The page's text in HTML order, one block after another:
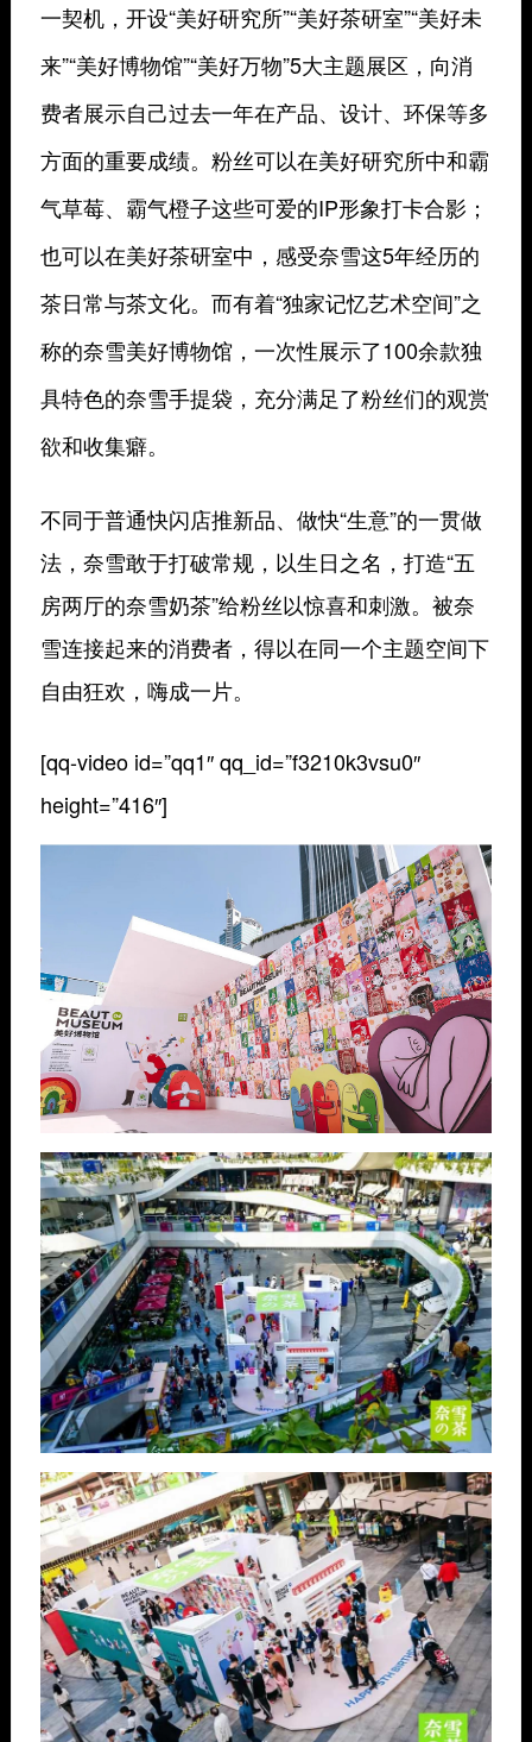
一契机，开设“美好研究所”“美好茶研室”“美好未
来”“美好博物馆”“美好万物”5大主题展区，向消
费者展示自己过去一年在产品、设计、环保等多
方面的重要成绩。粉丝可以在美好研究所中和霸
气草莓、霸气橙子这些可爱的IP形象打卡合影；
也可以在美好茶研室中，感受奈雪这5年经历的
茶日常与茶文化。而有着“独家记忆艺术空间”之
称的奈雪美好博物馆，一次性展示了100余款独
具特色的奈雪手提袋，充分满足了粉丝们的观赏
欲和收集癖。
不同于普通快闪店推新品、做快“生意”的一贯做
法，奈雪敢于打破常规，以生日之名，打造“五
房两厅的奈雪奶茶”给粉丝以惊喜和刺激。被奈
雪连接起来的消费者，得以在同一个主题空间下
自由狂欢，嗨成一片。
[qq-video id=”qq1″ qq_id=”f3210k3vsu0″
height=”416″]